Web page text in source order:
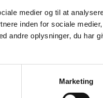
medier og til at
inden for sociale medier,
andre oplysninger, du har
Marketing